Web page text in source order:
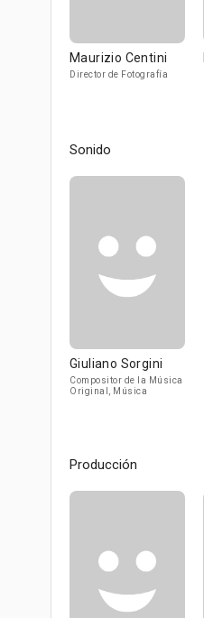
Maurizio Centini
Director de Fotografía
Sonido
Giuliano Sorgini
Compositor de la Música
Original, Música
Producción